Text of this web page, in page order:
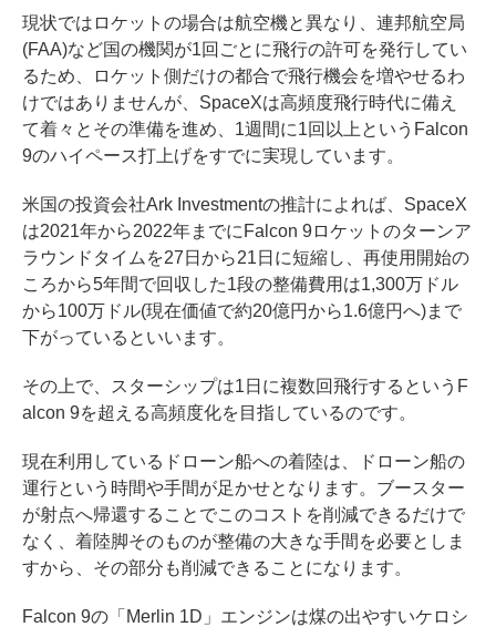
現状ではロケットの場合は航空機と異なり、連邦航空局
(FAA)など国の機関が1回ごとに飛行の許可を発行してい
るため、ロケット側だけの都合で飛行機会を増やせるわ
けではありませんが、SpaceXは高頻度飛行時代に備え
て着々とその準備を進め、1週間に1回以上というFalcon
9のハイペース打上げをすでに実現しています。
米国の投資会社Ark Investmentの推計によれば、SpaceX
は2021年から2022年までにFalcon 9ロケットのターンア
ラウンドタイムを27日から21日に短縮し、再使用開始の
ころから5年間で回収した1段の整備費用は1,300万ドル
から100万ドル(現在価値で約20億円から1.6億円へ)まで
下がっているといいます。
その上で、スターシップは1日に複数回飛行するというF
alcon 9を超える高頻度化を目指しているのです。
現在利用しているドローン船への着陸は、ドローン船の
運行という時間や手間が足かせとなります。ブースター
が射点へ帰還することでこのコストを削減できるだけで
なく、着陸脚そのものが整備の大きな手間を必要としま
すから、その部分も削減できることになります。
Falcon 9の「Merlin 1D」エンジンは煤の出やすいケロシ